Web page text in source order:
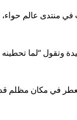
منتدى عالم حواء،
“لما تحطينه
في مكان مظلم